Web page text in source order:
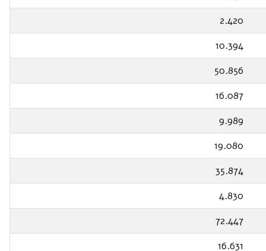
2.420
10.394
50.856
16.087
9.989
19.080
35.874
4.830
72.447
16.631